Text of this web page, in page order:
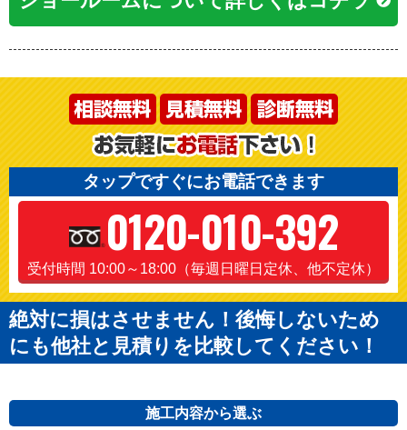
営業時間 10:00～18:00（毎週日曜日定休、他不定休）
タップですぐにお電話できます
0120-010-392
受付時間 10:00～18:00（毎週日曜日定休、他不定休）
にも他社と見積りを比較してください！